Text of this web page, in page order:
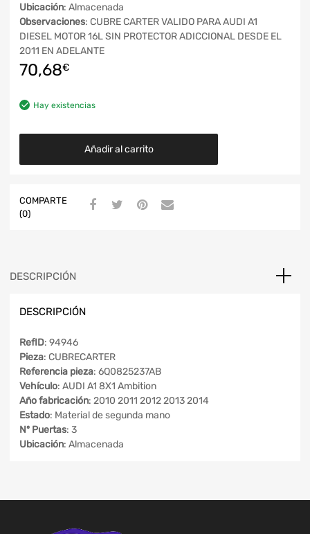
Ubicación: Almacenada
Observaciones: CUBRE CARTER VALIDO PARA AUDI A1
DIESEL MOTOR 16L SIN PROTECTOR ADICCIONAL DESDE EL
2011 EN ADELANTE
70,68€
Hay existencias
Añadir al carrito
COMPARTE
(0)
DESCRIPCIÓN
DESCRIPCIÓN
RefID: 94946
Pieza: CUBRECARTER
Referencia pieza: 6Q0825237AB
Vehículo: AUDI A1 8X1 Ambition
Año fabricación: 2010 2011 2012 2013 2014
Estado: Material de segunda mano
Nº Puertas: 3
Ubicación: Almacenada